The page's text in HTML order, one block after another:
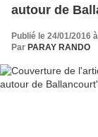
autour de
Publié le 24/01/2016
Par PARAY RANDO